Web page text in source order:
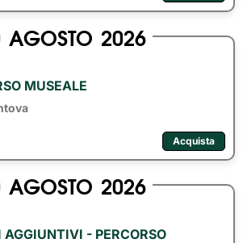
AGOSTO 2026
MUSEALE
Acquista
AGOSTO 2026
- PERCORSO